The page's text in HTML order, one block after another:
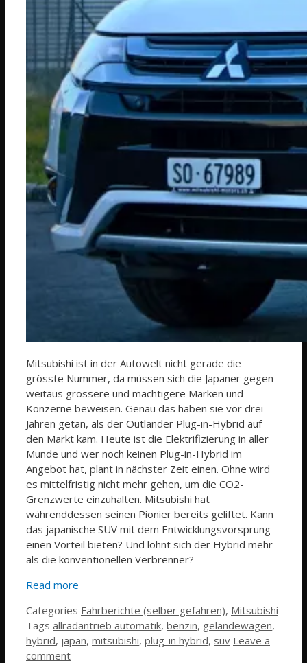
Mitsubishi ist in der Autowelt nicht gerade die
grösste Nummer, da müssen sich die Japaner gegen
weitaus grössere und mächtigere Marken und
Konzerne beweisen. Genau das haben sie vor drei
Jahren getan, als der Outlander Plug-in-Hybrid auf
den Markt kam. Heute ist die Elektrifizierung in aller
Munde und wer noch keinen Plug-in-Hybrid im
Angebot hat, plant in nächster Zeit einen. Ohne wird
es mittelfristig nicht mehr gehen, um die CO2-
Grenzwerte einzuhalten. Mitsubishi hat
währenddessen seinen Pionier bereits geliftet. Kann
das japanische SUV mit dem Entwicklungsvorsprung
einen Vorteil bieten? Und lohnt sich der Hybrid mehr
als die konventionellen Verbrenner?
Read more
Categories Fahrberichte (selber gefahren), Mitsubishi
Tags allradantrieb automatik, benzin, geländewagen,
hybrid, japan, mitsubishi, plug-in hybrid, suv Leave a
comment